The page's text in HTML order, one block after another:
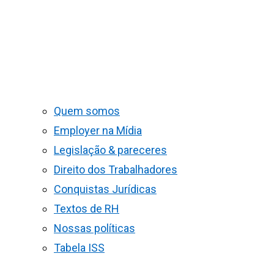
Quem somos
Employer na Mídia
Legislação & pareceres
Direito dos Trabalhadores
Conquistas Jurídicas
Textos de RH
Nossas políticas
Tabela ISS